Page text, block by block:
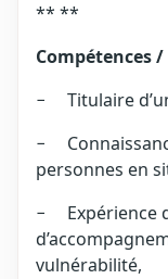
** **
Compétences
− Titulaire d’un
−
personnes en
− Expérience
vulnérabilité,